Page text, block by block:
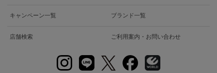
キャンペーン一覧 ブランド一覧
店舗検索 ご利用案内・お問い合わせ